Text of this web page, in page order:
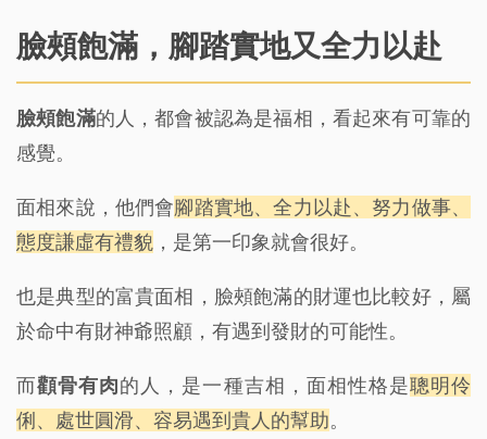
臉頰飽滿，腳踏實地又全力以赴
臉頰飽滿的人，都會被認為是福相，看起來有可靠的
感覺。
面相來說，他們會腳踏實地、全力以赴、努力做事、
態度謙虛有禮貌 ，是第一印象就會很好。
也是典型的富貴面相，臉頰飽滿的財運也比較好，屬
於命中有財神爺照顧，有遇到發財的可能性。
而顴骨有肉的人，是一種吉相，面相性格是聰明伶
俐、處世圓滑、容易遇到貴人的幫助。